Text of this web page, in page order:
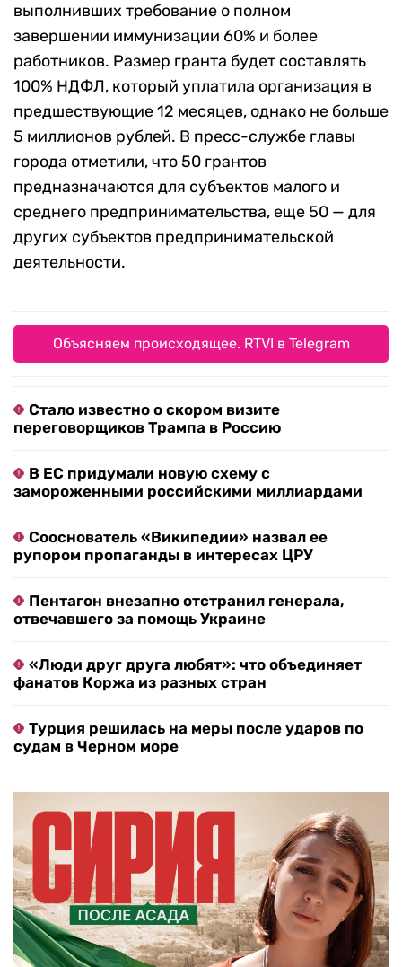
выполнивших требование о полном
завершении иммунизации 60% и более
работников. Размер гранта будет составлять
100% НДФЛ, который уплатила организация в
предшествующие 12 месяцев, однако не больше
5 миллионов рублей. В пресс-службе главы
города отметили, что 50 грантов
предназначаются для субъектов малого и
среднего предпринимательства, еще 50 — для
других субъектов предпринимательской
деятельности.
Объясняем происходящее. RTVI в Telegram
Стало известно о скором визите
переговорщиков Трампа в Россию
В ЕС придумали новую схему с
замороженными российскими миллиардами
Сооснователь «Википедии» назвал ее
рупором пропаганды в интересах ЦРУ
Пентагон внезапно отстранил генерала,
отвечавшего за помощь Украине
«Люди друг друга любят»: что объединяет
фанатов Коржа из разных стран
Турция решилась на меры после ударов по
судам в Черном море